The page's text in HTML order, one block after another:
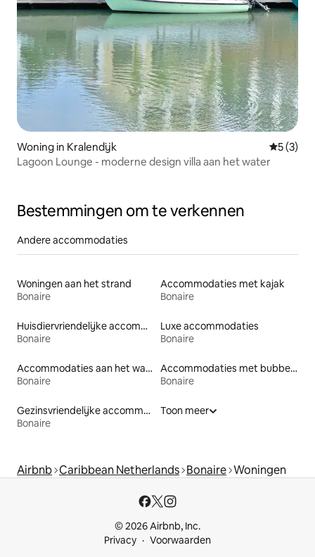
Woning in Kralendijk
5 (3)
Lagoon Lounge - moderne design villa aan het water
Bestemmingen om te verkennen
Andere accommodaties
Woningen aan het strand
Bonaire
Accommodaties met kajak
Bonaire
Huisdiervriendelijke accommodaties
Bonaire
Luxe accommodaties
Bonaire
Accommodaties aan het water
Bonaire
Accommodaties met bubbelbad
Bonaire
Gezinsvriendelijke accommodaties
Bonaire
Toon meer
Airbnb Caribbean Netherlands Bonaire Woningen
© 2026 Airbnb, Inc.
Privacy
Voorwaarden